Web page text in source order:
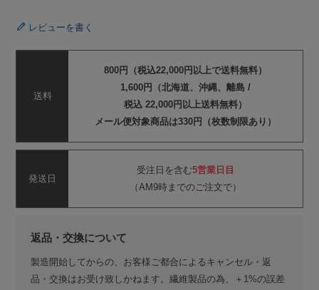
レビューを書く
送料
800円（税込22,000円以上で送料無料）
1,600円（北海道、沖縄、離島 /
税込 22,000円以上送料無料）
メール便対象商品は330円（枚数制限あり）
発送日
受注日を含む5営業日目
（AM9時までのご注文で）
返品・交換について
製造開始してからの、お客様ご都合によるキャンセル・返
品・交換はお受け致しかねます。繊維製品の為、＋1%の誤差